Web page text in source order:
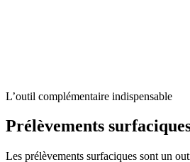
L’outil complémentaire indispensable
Prélèvements
Les prélèvements surfaciques sont un